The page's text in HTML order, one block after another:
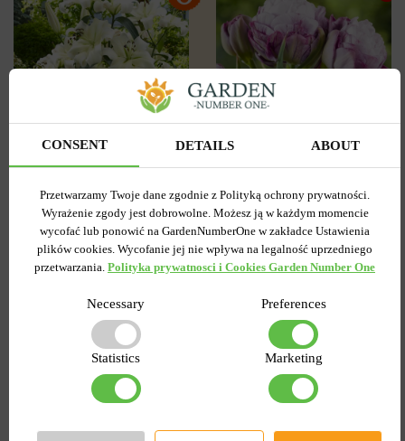
Lilia OT Hybryda Pretty
woman
Wysyłamy od 5 września
Kupiony 1956 razy
Kod produktu
1308
7.58 zł
DO KOSZYKA
Pełny+Wielokwiatowy
Peggy Wonder
Wysyłamy od 5 września
Kupiony 217 razy
Kod produktu
1467
Ilość w paczce
15.27 zł 6.87 zł
DO KOSZYKA
CONSENT DETAILS ABOUT
Przetwarzamy Twoje dane zgodnie z Polityką ochrony prywatności.
Wyrażenie zgody jest dobrowolne. Możesz ją w każdym momencie
wycofać lub ponowić na GardenNumberOne w zakładce Ustawienia
plików cookies. Wycofanie jej nie wpływa na legalność uprzedniego
przetwarzania. Polityka prywatnosci i Cookies Garden Number One
Necessary Preferences
Statistics Marketing